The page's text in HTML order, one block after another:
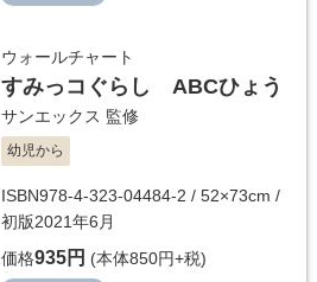
ウォールチャート
すみっコぐらし ABCひょう
サンエックス 監修
幼児から
ISBN978-4-323-04484-2 / 52×73cm /
初版2021年6月
価格935円 (本体850円+税)